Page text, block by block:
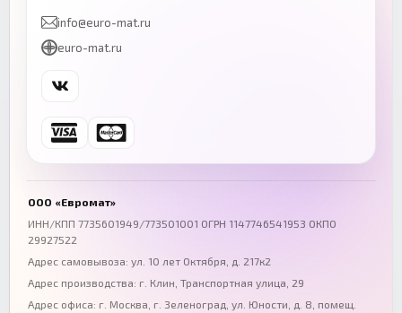
Челябинск
+7 (343) 300-99-67
Ростов-на-Дону
+7 (863) 333-50-75
Волгоград
+7 (844) 261-36-12
Омск
info@euro-mat.ru
euro-mat.ru
ООО «Евромат»
ИНН/КПП 7735601949/773501001 ОГРН 1147746541953 ОКПО
29927522
Адрес самовывоза: ул. 10 лет Октября, д. 217к2
Адрес производства: г. Клин, Транспортная улица, 29
Адрес офиса: г. Москва, г. Зеленоград ул. Юности, д. 8, помещ.